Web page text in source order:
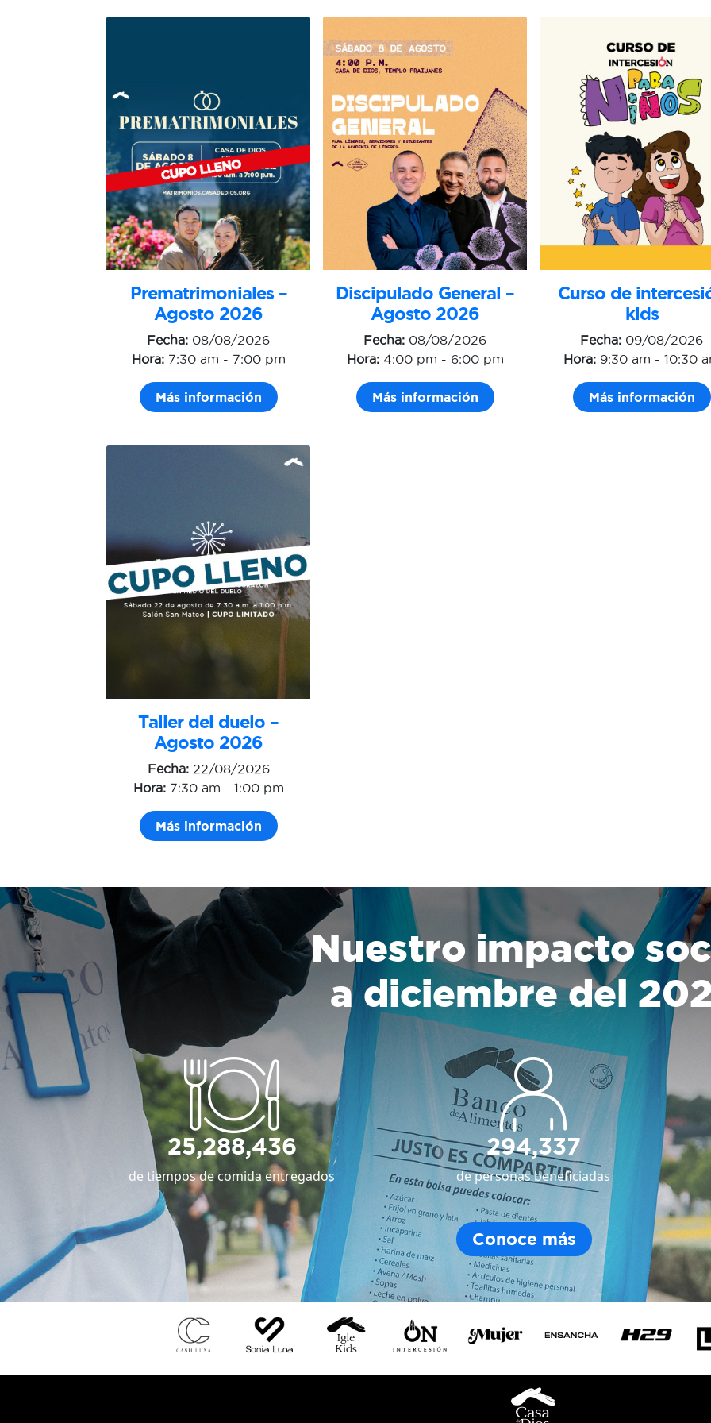
Prematrimoniales –
Agosto 2026
Fecha: 08/08/2026
Hora:7:30 am - 7:00 pm
Más información
Discipulado General –
Agosto 2026
Fecha: 08/08/2026
Hora:4:00 pm - 6:00 pm
Más información
Curso de
kids
Fecha: 09/08/2026
Hora:9:30 am - 10:30
Más información
Taller del duelo –
Agosto 2026
Fecha:22/08/2026
Hora:7:30 am - 1:00 pm
Más información
Nuestro impacto
a diciembre del
25,288,436
de tiempos de comida entregados
294,337
de personas beneficiadas
Conoce más